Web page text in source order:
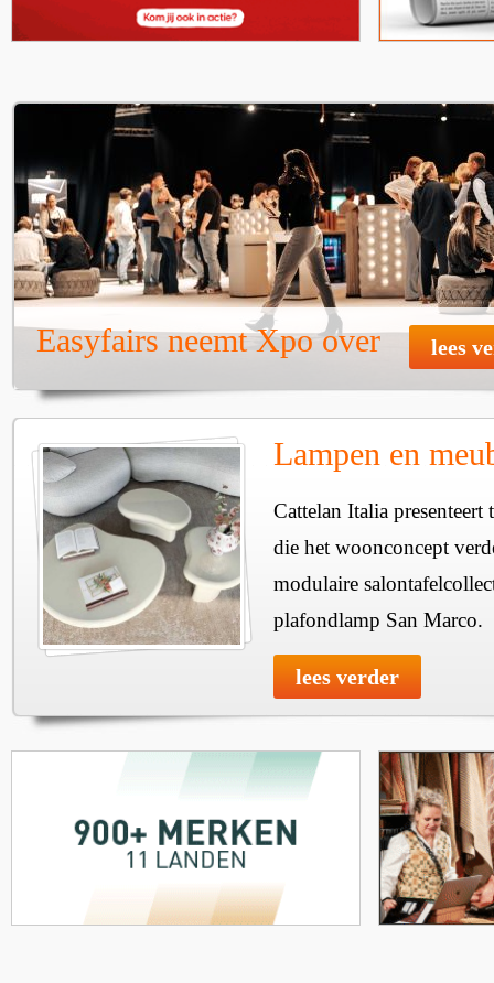
Easyfairs neemt Xpo over lees
Lampen en
Cattelan Italia
die het woonconcept
modulaire
plafondlamp San Marco.
lees verder